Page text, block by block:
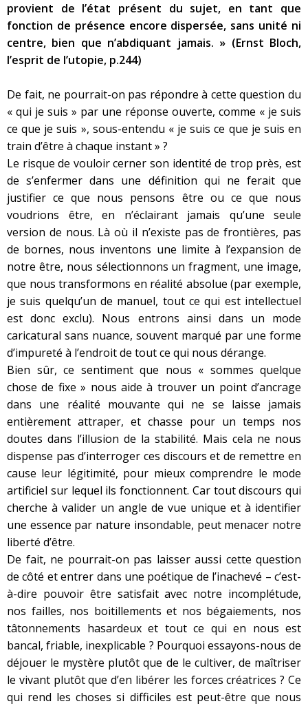
provient de l’état présent du sujet, en tant que
fonction de présence encore dispersée, sans unité ni
centre, bien que n’abdiquant jamais. » (Ernst Bloch,
l’esprit de l’utopie, p.244)
De fait, ne pourrait-on pas répondre à cette question du
« qui je suis » par une réponse ouverte, comme « je suis
ce que je suis », sous-entendu « je suis ce que je suis en
train d’être à chaque instant » ?
Le risque de vouloir cerner son identité de trop près, est
de s’enfermer dans une définition qui ne ferait que
justifier ce que nous pensons être ou ce que nous
voudrions être, en n’éclairant jamais qu’une seule
version de nous. Là où il n’existe pas de frontières, pas
de bornes, nous inventons une limite à l’expansion de
notre être, nous sélectionnons un fragment, une image,
que nous transformons en réalité absolue (par exemple,
je suis quelqu’un de manuel, tout ce qui est intellectuel
est donc exclu). Nous entrons ainsi dans un mode
caricatural sans nuance, souvent marqué par une forme
d’impureté à l’endroit de tout ce qui nous dérange.
Bien sûr, ce sentiment que nous « sommes quelque
chose de fixe » nous aide à trouver un point d’ancrage
dans une réalité mouvante qui ne se laisse jamais
entièrement attraper, et chasse pour un temps nos
doutes dans l’illusion de la stabilité. Mais cela ne nous
dispense pas d’interroger ces discours et de remettre en
cause leur légitimité, pour mieux comprendre le mode
artificiel sur lequel ils fonctionnent. Car tout discours qui
cherche à valider un angle de vue unique et à identifier
une essence par nature insondable, peut menacer notre
liberté d’être.
De fait, ne pourrait-on pas laisser aussi cette question
de côté et entrer dans une poétique de l’inachevé – c’est-
à-dire pouvoir être satisfait avec notre incomplétude,
nos failles, nos boitillements et nos bégaiements, nos
tâtonnements hasardeux et tout ce qui en nous est
bancal, friable, inexplicable ? Pourquoi essayons-nous de
déjouer le mystère plutôt que de le cultiver, de maîtriser
le vivant plutôt que d’en libérer les forces créatrices ? Ce
qui rend les choses si difficiles est peut-être que nous